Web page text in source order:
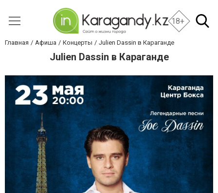
18+
Главная Афиша Концерты Julien Dassin в Караганде
Julien Dassin в Караганде